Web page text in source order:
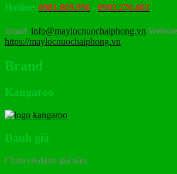
Hotline: 0981.669.996 - 0903.276.602
Email: info@maylocnuochaiphong.vn
https://maylocnuochaiphong.vn
Brand
Kangaroo
Đánh giá
Chưa có đánh giá nào.